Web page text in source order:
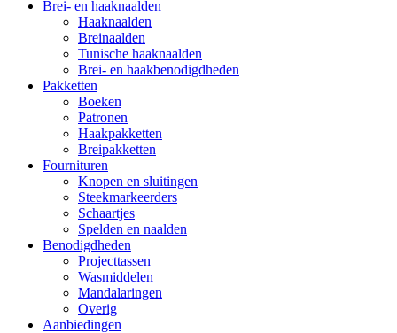
Brei- en haaknaalden
Haaknaalden
Breinaalden
Tunische haaknaalden
Brei- en haakbenodigdheden
Pakketten
Boeken
Patronen
Haakpakketten
Breipakketten
Fournituren
Knopen en sluitingen
Steekmarkeerders
Schaartjes
Spelden en naalden
Benodigdheden
Projecttassen
Wasmiddelen
Mandalaringen
Overig
Aanbiedingen